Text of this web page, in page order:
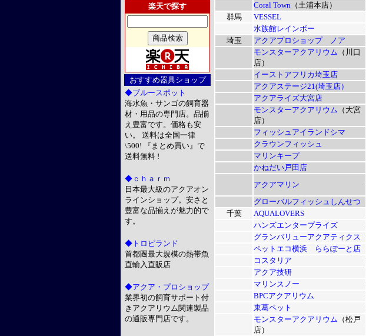
楽天で探す
おすすめ器具ショップ
◆ブルースポット
海水魚・サンゴの飼育器
材・用品の専門店。品揃
え豊富です。価格も安
い。 送料は全国一律
\500! 『まとめ買い』で
送料無料 !
◆ｃｈａｒｍ
日本最大級のアクアオン
ラインショップ。安さと
豊富な品揃えが魅力的で
す。
◆トロピランド
首都圏最大規模の熱帯魚
直輸入直販店
◆アクア・プロショップ
業界初の飼育サポート付
きアクアリウム関連製品
の通販専門店です。
Coral Town （土浦本店）
群馬
VESSEL
水族館レインボー
埼玉
アクアプロショップ ノア
モンスターアクアリウム （川口
店）
イーストアフリカ埼玉店
アクアステージ21(埼玉店）
アクアライズ大宮店
モンスターアクアリウム （大宮
店）
フィッシュアイランドシマ
クラウンフィッシュ
マリンキープ
かねだい戸田店
アクアマリン
グローバルフィッシュしんせつ
千葉
AQUALOVERS
ハンズエンタープライズ
グランバリューアクアティクス
ペットエコ横浜 ららぽーと店
コスタリア
アクア技研
マリンスノー
BPCアクアリウム
東葛ペット
モンスターアクアリウム （松戸
店）